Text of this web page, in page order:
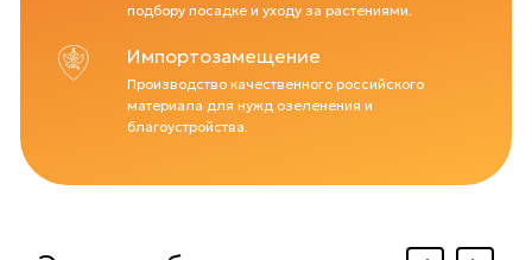
подбору посадке и уходу за растениями.
Импортозамещение
Производство качественного российского
материала для нужд озеленения и
благоустройства.